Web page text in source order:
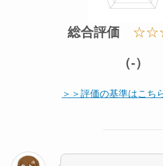
総合評価
（-）
＞＞評価の基準はこち